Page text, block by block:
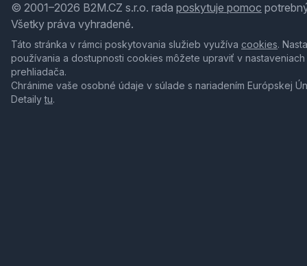
© 2001–2026 B2M.CZ s.r.o. rada poskytuje pomoc
Všetky práva vyhradené.
Táto stránka v rámci poskytovania služieb využíva cookies.
používania a dostupnosti cookies môžete upraviť v nastaveniach
prehliadača.
Chránime vaše osobné údaje v súlade s nariadením Európskej
Detailytu.